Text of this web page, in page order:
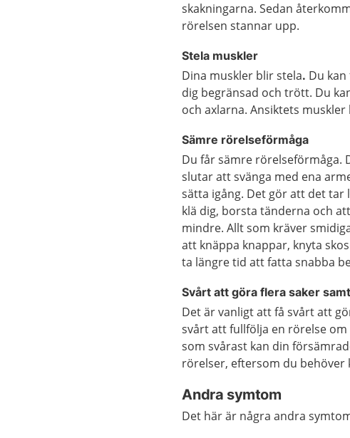
skakningarna. Sedan
rörelsen stannar upp.
Stela muskler
Dina muskler blir stela. Du
dig begränsad och trött. Du
och axlarna. Ansiktets
Sämre rörelseförmåga
Du får sämre rörelseförmåga.
slutar att svänga med ena
sätta igång. Det gör att det
klä dig, borsta tänderna och
mindre. Allt som kräver
att knäppa knappar, knyta
ta längre tid att fatta snabba
Svårt att göra flera saker
Det är vanligt att få svårt att
svårt att fullfölja en rörelse
som svårast kan din
rörelser, eftersom du
Andra symtom
Det här är några andra